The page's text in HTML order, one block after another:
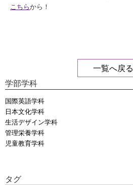
こちらから！
一覧へ戻る
学部学科
国際英語学科
日本文化学科
生活デザイン学科
管理栄養学科
児童教育学科
タグ